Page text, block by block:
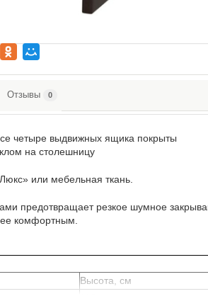
Отзывы 0
четыре выдвижных ящика покрыты
на столешницу
или мебельная ткань.
предотвращает резкое шумное
комфортным.
Высота, см